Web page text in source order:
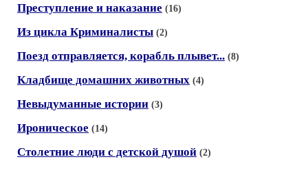
Преступление и наказание (16)
Из цикла Криминалисты (2)
Поезд отправляется, корабль плывет... (8)
Кладбище домашних животных (4)
Невыдуманные истории (3)
Ироническое (14)
Столетние люди с детской душой (2)